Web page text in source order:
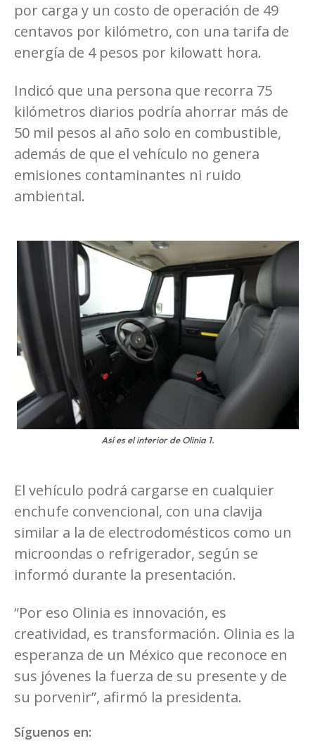
por carga y un costo de operación de 49
centavos por kilómetro, con una tarifa de
energía de 4 pesos por kilowatt hora.
Indicó que una persona que recorra 75
kilómetros diarios podría ahorrar más de
50 mil pesos al año solo en combustible,
además de que el vehículo no genera
emisiones contaminantes ni ruido
ambiental.
Así es el interior de Olinia 1.
El vehículo podrá cargarse en cualquier
enchufe convencional, con una clavija
similar a la de electrodomésticos como un
microondas o refrigerador, según se
informó durante la presentación.
“Por eso Olinia es innovación, es
creatividad, es transformación. Olinia es la
esperanza de un México que reconoce en
sus jóvenes la fuerza de su presente y de
su porvenir”, afirmó la presidenta.
Síguenos en: